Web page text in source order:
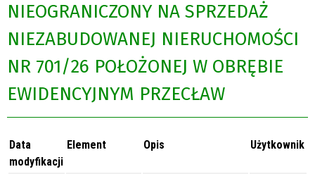
NIEOGRANICZONY NA SPRZEDAŻ
NIEZABUDOWANEJ NIERUCHOMOŚCI
NR 701/26 POŁOŻONEJ W OBRĘBIE
EWIDENCYJNYM PRZECŁAW
Data
modyfikacji
Element Opis Użytkownik